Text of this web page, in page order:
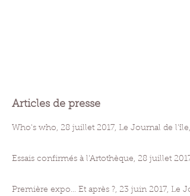
Articles de presse
Who's who, 28 juillet 2017, Le Journal de
Essais confirmés à l'Artothèque, 28 juillet
Première expo... Et après ?, 23 juin 2017, Le